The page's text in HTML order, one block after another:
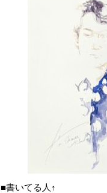
■書いてる人↑